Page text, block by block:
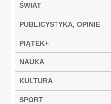
ŚWIAT
PUBLICYSTYKA, OPINIE
PIĄTEK+
NAUKA
KULTURA
SPORT